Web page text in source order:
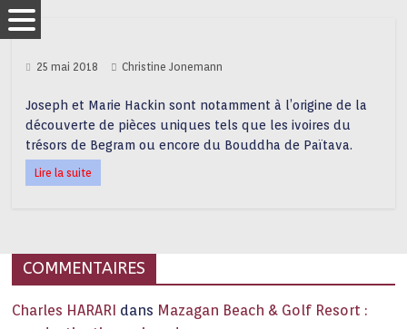
25 mai 2018 Christine Jonemann
Joseph et Marie Hackin sont notamment à l’origine de la
découverte de pièces uniques tels que les ivoires du
trésors de Begram ou encore du Bouddha de Païtava.
Lire la suite
COMMENTAIRES
Charles HARARI dans Mazagan Beach & Golf Resort :